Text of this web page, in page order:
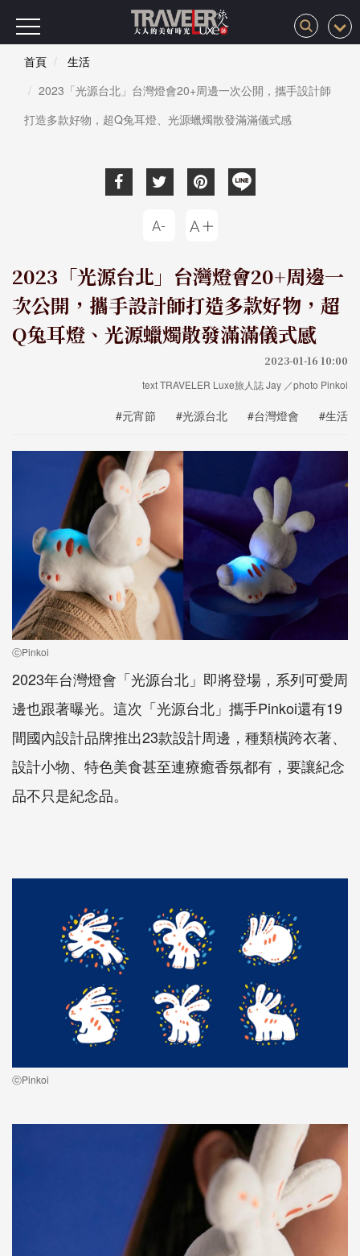
首頁
生活
2023「光源台北」台灣燈會20+周邊一次公開，攜手設計師
打造多款好物，超Q兔耳燈、光源蠟燭散發滿滿儀式感
2023「光源台北」台灣燈會20+周邊一
次公開，攜手設計師打造多款好物，超
Q兔耳燈、光源蠟燭散發滿滿儀式感
2023-01-16 10:00
text TRAVELER Luxe旅人誌 Jay ／photo Pinkoi
#元宵節 #光源台北 #台灣燈會 #生活
ⓒPinkoi
2023年台灣燈會「光源台北」即將登場，系列可愛周
邊也跟著曝光。這次「光源台北」攜手Pinkoi還有19
間國內設計品牌推出23款設計周邊，種類橫跨衣著、
設計小物、特色美食甚至連療癒香氛都有，要讓紀念
品不只是紀念品。
ⓒPinkoi